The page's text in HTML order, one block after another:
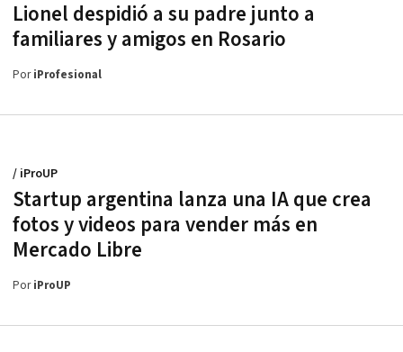
Lionel despidió a su padre junto a
familiares y amigos en Rosario
PoriProfesional
Startup argentina lanza una IA que crea
fotos y videos para vender más en
Mercado Libre
/ iProUP
PoriProUP